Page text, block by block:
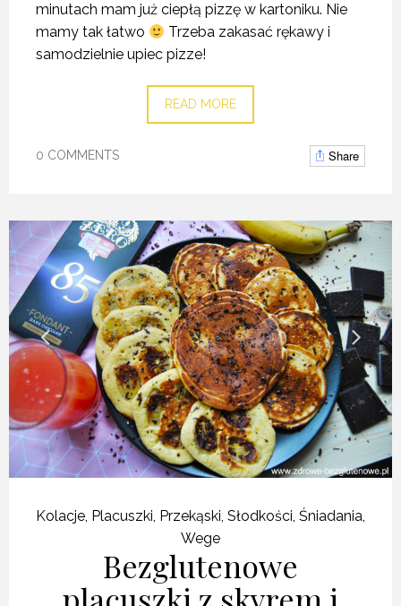
minutach mam już ciepłą pizzę w kartoniku. Nie
mamy tak łatwo
Trzeba zakasać rękawy i
samodzielnie upiec pizze!
READ MORE
0 COMMENTS Share
Kolacje, Placuszki, Przekąski, Słodkości, Śniadania,
Wege
Bezglutenowe